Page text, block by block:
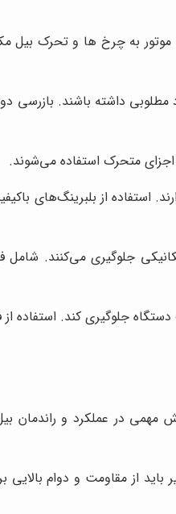
موتور به چرخ ها و تحرک بیل
داشته باشند. بازرسی
متحرک استفاده می‌شوند.
استفاده از بلبرینگ‌های
جلوگیری می‌کنند. شامل
جلوگیری کند. استفاده از
در عملکرد و راندمان
از مقاومت و دوام بالایی